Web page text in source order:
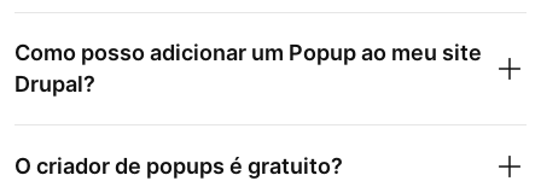
Como posso adicionar um Popup ao meu site
Drupal?
O criador de popups é gratuito?